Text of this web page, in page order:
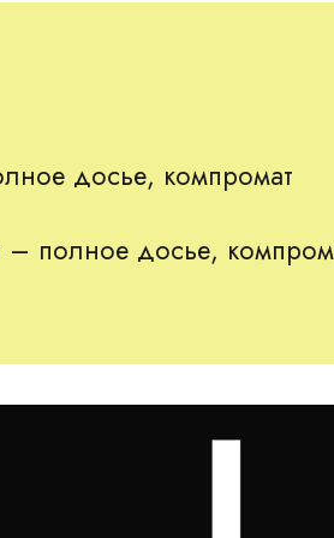
досье, компромат
полное досье,